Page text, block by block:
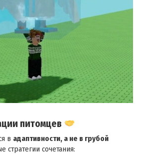
питомцев
в адаптивности, а не в грубой
стратегии сочетания: